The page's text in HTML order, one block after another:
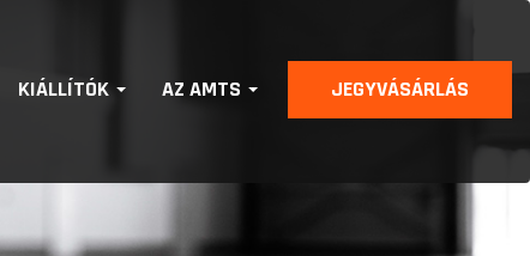
KIÁLLÍTÓK AZ AMTS JEGYVÁSÁRLÁS